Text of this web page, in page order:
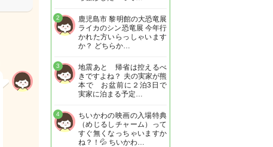
鹿児島市 黎明館の大恐竜展
ライカのシン恐竜展 今年行
かれた方いらっしゃいます
か？ どちらか…
2
地震あと 帰省は控えるべ
きですよね？ 夫の実家が熊
本で お盆前に２泊3日で
実家に泊まる予定…
3
ちいかわの映画の入場特典
（めじるしチャーム）って
すぐ無くなっちゃいますか
ね？！💦 ちいかわ…
4